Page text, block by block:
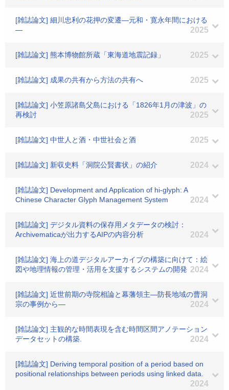
[雑誌論文] 細川忠利の花押の変遷―元和・寛永年間における
―
2025
[雑誌論文] 熊本博物館所蔵「東海道地震記録」 2025
[雑誌論文] 成果の共有から方法の共有へ 2025
[雑誌論文] 小笠原諸島父島における「1826年1月の津波」の
再検討
2025
[雑誌論文] 中世人と酒・中世社会と酒 2025
[雑誌論文] 新収史料「洞院公賢書状」の紹介 2024
[雑誌論文] Development and Application of hi-glyph: A
Chinese Character Glyph Management System
2024
[雑誌論文] デジタル資料の保存用メタデータの検討：
Archivematicaが出力するAIPの内容分析
2024
[雑誌論文] 海上の道デジタルアーカイブの構築に向けて：絵
図や地理情報の管理・活用を支援するシステムの開発 2024
[雑誌論文] 近世前期の寺院相論と幕藩領主―防長地域の曹洞
宗の事例から―
2024
[雑誌論文] 主観的な時間表現を含む時間区間アノテーション
データセットの構築.
2024
[雑誌論文] Deriving temporal position of a period based on
positional relationships between periods using linked data.
2024